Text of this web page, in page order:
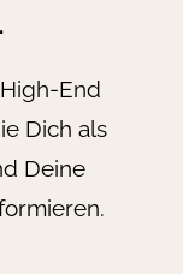
End
Dich als
Deine